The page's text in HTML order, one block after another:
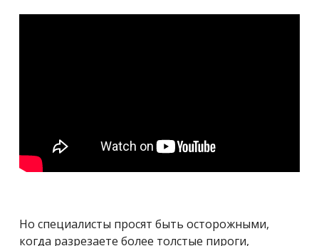
Но специалисты просят быть осторожными,
когда разрезаете более толстые пироги,